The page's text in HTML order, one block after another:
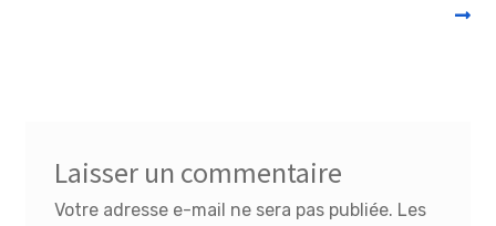
Laisser un commentaire
Votre adresse e-mail ne sera pas publiée. Les